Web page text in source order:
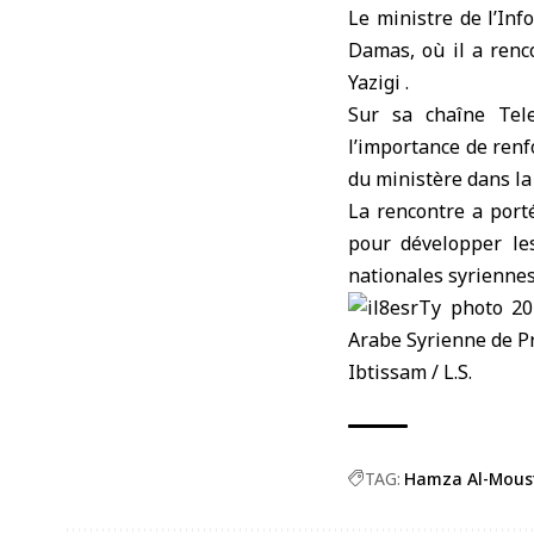
Le ministre de
Damas, où il a
Yazigi .
Sur sa chaîne
l’importance de
du ministère dans
La rencontre a
pour développer
nationales
Ibtissam / L.S.
TAG: Hamza Al-